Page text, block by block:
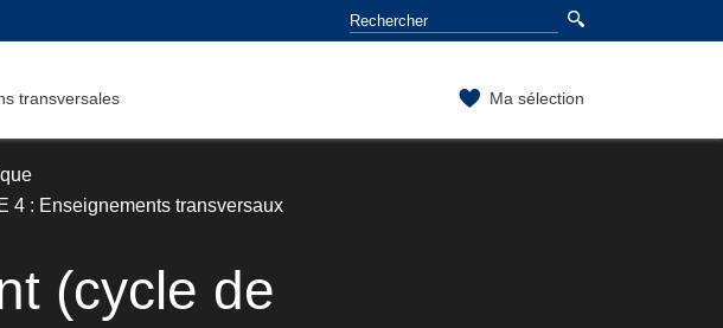
transversales Ma sélection
4 : Enseignements transversaux
(cycle de